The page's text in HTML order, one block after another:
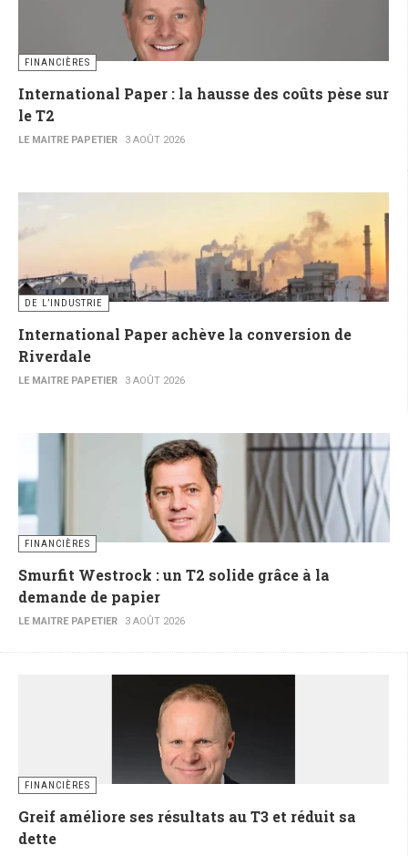
FINANCIÈRES
International Paper : la hausse des coûts pèse sur
le T2
LE MAITRE PAPETIER 3 AOÛT 2026
DE L’INDUSTRIE
International Paper achève la conversion de
Riverdale
LE MAITRE PAPETIER 3 AOÛT 2026
FINANCIÈRES
Smurfit Westrock : un T2 solide grâce à la
demande de papier
LE MAITRE PAPETIER 3 AOÛT 2026
FINANCIÈRES
Greif améliore ses résultats au T3 et réduit sa
dette